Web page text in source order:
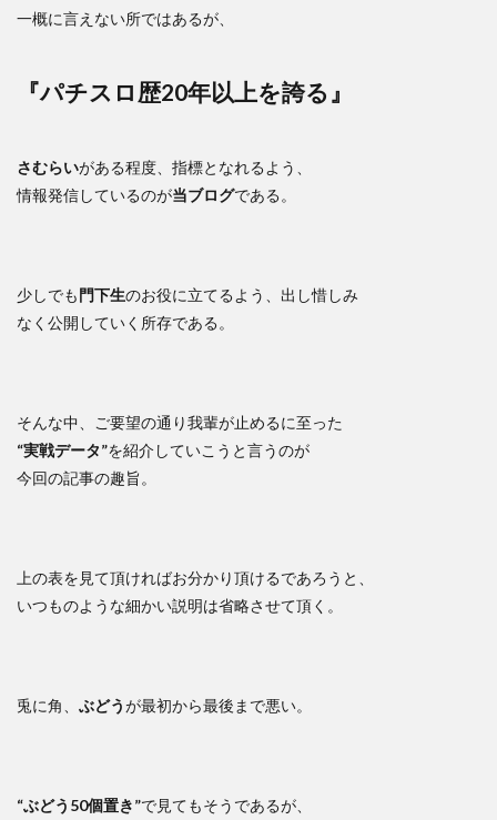
一概に言えない所ではあるが、
『パチスロ歴20年以上を誇る』
さむらいがある程度、指標となれるよう、
情報発信しているのが当ブログである。
少しでも門下生のお役に立てるよう、出し惜しみ
なく公開していく所存である。
そんな中、ご要望の通り我輩が止めるに至った
“実戦データ”を紹介していこうと言うのが
今回の記事の趣旨。
上の表を見て頂ければお分かり頂けるであろうと、
いつものような細かい説明は省略させて頂く。
兎に角、 ぶどうが最初から最後まで悪い。
“ぶどう50個置き”で見てもそうであるが、